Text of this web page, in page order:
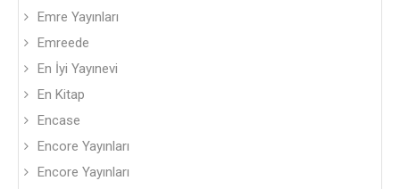
Emre Yayınları
Emreede
En İyi Yayınevi
En Kitap
Encase
Encore Yayınları
Encore Yayınları